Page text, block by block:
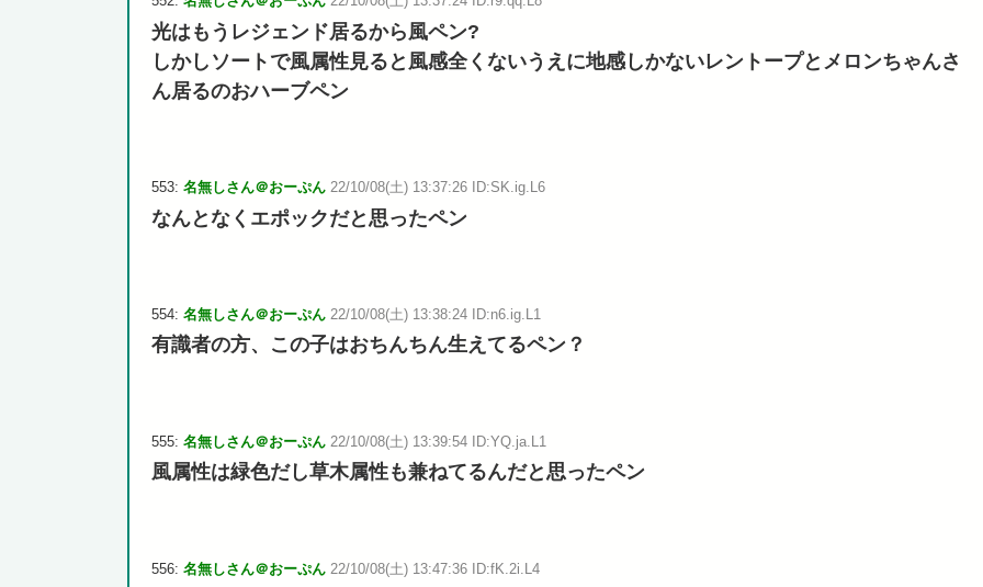
光はもうレジェンド居るから風ペン?
しかしソートで風属性見ると風感全くないうえに地感しかないレントープとメロンちゃんさ
ん居るのおハーブペン
553: 名無しさん＠おーぷん 22/10/08(土) 13:37:26 ID:SK.ig.L6
なんとなくエポックだと思ったペン
554: 名無しさん＠おーぷん 22/10/08(土) 13:38:24 ID:n6.ig.L1
有識者の方、この子はおちんちん生えてるペン？
555: 名無しさん＠おーぷん 22/10/08(土) 13:39:54 ID:YQ.ja.L1
風属性は緑色だし草木属性も兼ねてるんだと思ったペン
556: 名無しさん＠おーぷん 22/10/08(土) 13:47:36 ID:fK.2i.L4